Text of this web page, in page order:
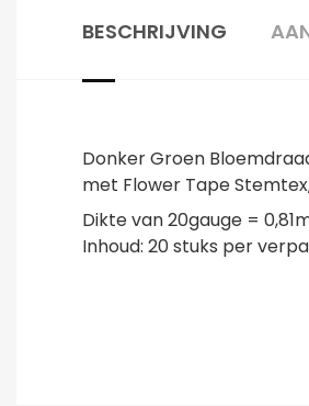
BESCHRIJVING
Donker Groen
met Flower Tape
Dikte van 20gauge =
Inhoud: 20 stuks per